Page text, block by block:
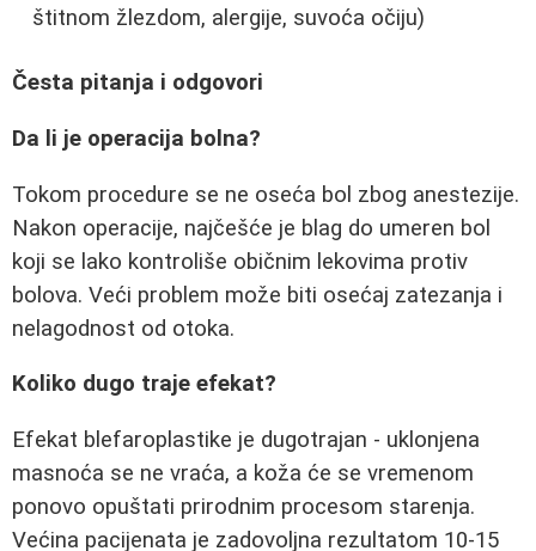
štitnom žlezdom, alergije, suvoća očiju)
Česta pitanja i odgovori
Da li je operacija bolna?
Tokom procedure se ne oseća bol zbog anestezije.
Nakon operacije, najčešće je blag do umeren bol
koji se lako kontroliše običnim lekovima protiv
bolova. Veći problem može biti osećaj zatezanja i
nelagodnost od otoka.
Koliko dugo traje efekat?
Efekat blefaroplastike je dugotrajan - uklonjena
masnoća se ne vraća, a koža će se vremenom
ponovo opuštati prirodnim procesom starenja.
Većina pacijenata je zadovoljna rezultatom 10-15